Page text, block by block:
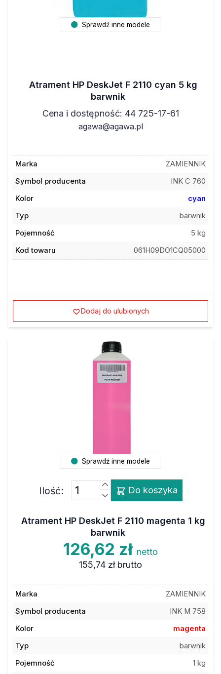
Sprawdź inne modele
Atrament HP DeskJet F 2110 cyan 5 kg
barwnik
Cena i dostępność: 44 725-17-61
agawa@agawa.pl
Marka
ZAMIENNIK
Symbol producenta
INK C 760
Kolor
cyan
Typ
barwnik
Pojemność
5 kg
Kod towaru
061H09DO1CQ05000
Dodaj do ulubionych
Sprawdź inne modele
Ilość: Do koszyka
Atrament HP DeskJet F 2110 magenta 1 kg
barwnik
126,62 zł netto
155,74 zł brutto
Marka
ZAMIENNIK
Symbol producenta
INK M 758
Kolor
magenta
Typ
barwnik
Pojemność
1 kg